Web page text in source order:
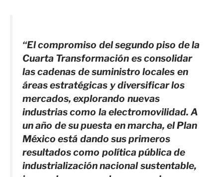
“El compromiso del segundo piso de la
Cuarta Transformación es consolidar
las cadenas de suministro locales en
áreas estratégicas y diversificar los
mercados, explorando nuevas
industrias como la electromovilidad. A
un año de su puesta en marcha, el Plan
México está dando sus primeros
resultados como política pública de
industrialización nacional sustentable,